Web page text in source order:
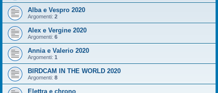
Alba e Vespro 2020
Argomenti: 2
Alex e Vergine 2020
Argomenti: 6
Annia e Valerio 2020
Argomenti: 1
BIRDCAM IN THE WORLD 2020
Argomenti: 8
Elettra e chrono